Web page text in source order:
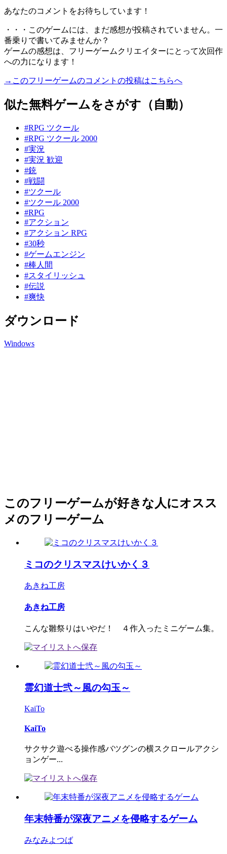
あなたのコメントをお待ちしています！
・・・このゲームには、まだ感想が投稿されていません。一
番乗りで書いてみませんか？
ゲームの感想は、フリーゲームクリエイターにとって次回作
への力になります！
→このフリーゲームのコメントの投稿はこちらへ
似た無料ゲームをさがす（自動）
#RPG ツクール
#RPG ツクール 2000
#実況
#実況 歓迎
#銃
#戦闘
#ツクール
#ツクール 2000
#RPG
#アクション
#アクション RPG
#30秒
#ゲームエンジン
#棒人間
#スタイリッシュ
#伝説
#爽快
ダウンロード
Windows
このフリーゲームが好きな人にオスス
メのフリーゲーム
ミコのクリスマスけいかく３
あきね工房
あきね工房
こんな雛祭りはいやだ！ ４作入ったミニゲーム集。
霊幻道士弐～風の勾玉～
KaiTo
KaiTo
サクサク遊べる操作感バツグンの横スクロールアクシ
ョンゲー...
年末特番が深夜アニメを侵略するゲーム
みなみよつば